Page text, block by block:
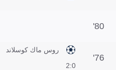
80'
0:2
روس ماك كوسلاند
76'